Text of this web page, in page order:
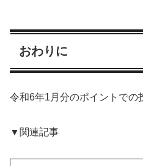
おわりに
令和6年1月分のポイントでの
▼関連記事